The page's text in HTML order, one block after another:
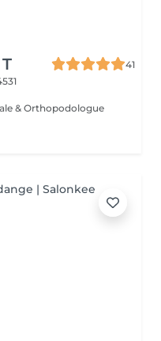
41
& Orthopodologue